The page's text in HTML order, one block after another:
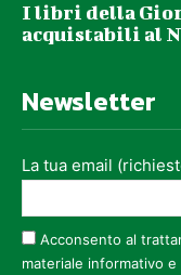
I libri della
acquistabili al
Newsletter
La tua email
Acconsento al
materiale informativo